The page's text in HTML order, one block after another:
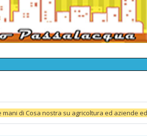
mani di Cosa nostra su agricoltura ed aziende